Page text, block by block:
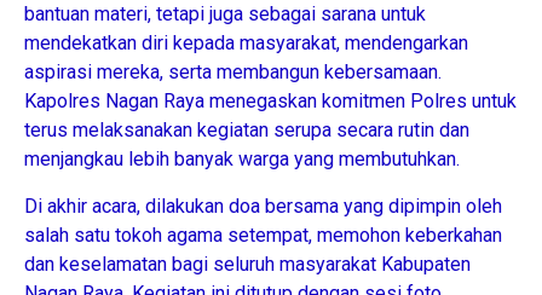
bantuan materi, tetapi juga sebagai sarana untuk
mendekatkan diri kepada masyarakat, mendengarkan
aspirasi mereka, serta membangun kebersamaan.
Kapolres Nagan Raya menegaskan komitmen Polres untuk
terus melaksanakan kegiatan serupa secara rutin dan
menjangkau lebih banyak warga yang membutuhkan.
Di akhir acara, dilakukan doa bersama yang dipimpin oleh
salah satu tokoh agama setempat, memohon keberkahan
dan keselamatan bagi seluruh masyarakat Kabupaten